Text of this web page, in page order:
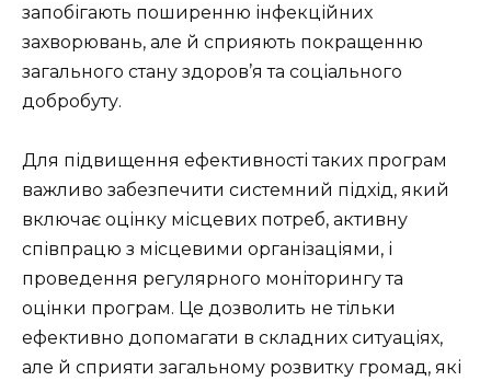
запобігають поширенню інфекційних
захворювань, але й сприяють покращенню
загального стану здоров’я та соціального
добробуту.
Для підвищення ефективності таких програм
важливо забезпечити системний підхід, який
включає оцінку місцевих потреб, активну
співпрацю з місцевими організаціями, і
проведення регулярного моніторингу та
оцінки програм. Це дозволить не тільки
ефективно допомагати в складних ситуаціях,
але й сприяти загальному розвитку громад, які